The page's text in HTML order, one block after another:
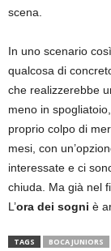
scena.
In uno scenario
qualcosa di
che realizzerebbe
meno in
proprio colpo di
mesi, con
interessate e ci
chiuda. Ma già nel
L’ora dei sogni è
TAGS BOCA JUNIORS